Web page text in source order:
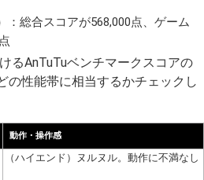
：総合スコアが568,000点、ゲーム
るAnTuTuベンチマークスコアの
の性能帯に相当するかチェックし
動作・操作感
（ハイエンド）ヌルヌル。動作に不満なし